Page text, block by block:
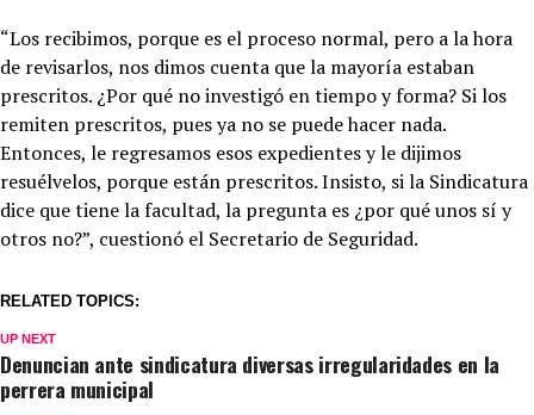
“Los recibimos, porque es el proceso normal, pero a la hora
de revisarlos, nos dimos cuenta que la mayoría estaban
prescritos. ¿Por qué no investigó en tiempo y forma? Si los
remiten prescritos, pues ya no se puede hacer nada.
Entonces, le regresamos esos expedientes y le dijimos
resuélvelos, porque están prescritos. Insisto, si la Sindicatura
dice que tiene la facultad, la pregunta es ¿por qué unos sí y
otros no?”, cuestionó el Secretario de Seguridad.
RELATED TOPICS:
UP NEXT
Denuncian ante sindicatura diversas irregularidades en la
perrera municipal